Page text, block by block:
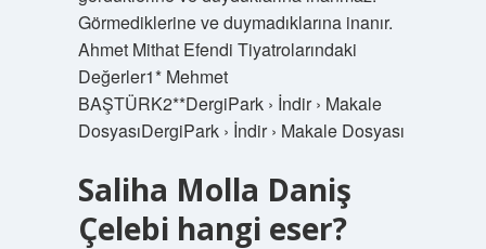
Görmediklerine ve duymadıklarına inanır.
Ahmet Mithat Efendi Tiyatrolarındaki
Değerler1* Mehmet
BAŞTÜRK2**DergiPark › İndir › Makale
DosyasıDergiPark › İndir › Makale Dosyası
Saliha Molla Daniş
Çelebi hangi eser?